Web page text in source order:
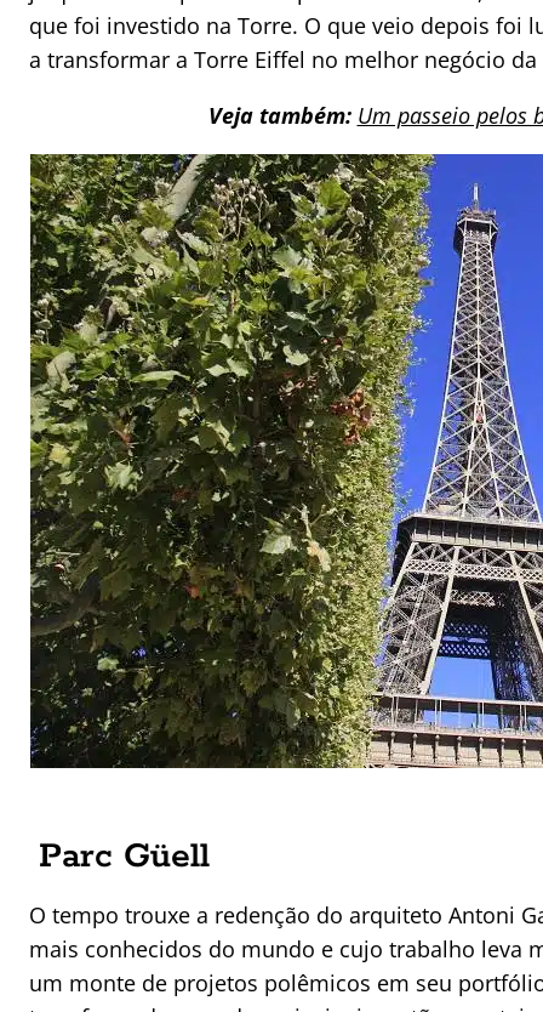
que foi investido na Torre. O que veio depois foi
a transformar a Torre Eiffel no melhor negócio
Veja também: Um passeio pelos
Parc Güell
O tempo trouxe a redenção do arquiteto Antoni
mais conhecidos do mundo e cujo trabalho leva
um monte de projetos polêmicos em seu